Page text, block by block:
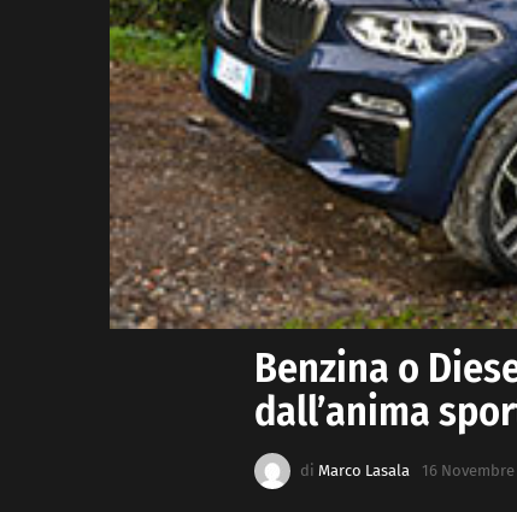
Benzina o
dall’anima
di Marco Lasala 16 Novembre